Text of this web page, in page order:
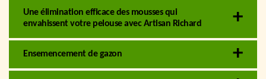
Une élimination efficace des mousses qui
envahissent votre pelouse avec Artisan Richard
Ensemencement de gazon